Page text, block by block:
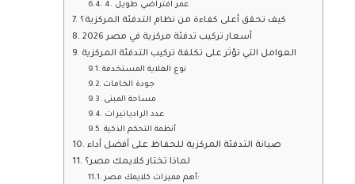
4. عمر افتراضي طويل
كيف تحقق أعلى كفاءة من نظام التدفئة المركزية؟
أسعار تركيب تدفئة مركزية في مصر 2026
العوامل التي تؤثر على تكلفة تركيب التدفئة المركزية
نوع الغلاية المستخدمة
جودة الخامات
مساحة المبنى
عدد الرادياتيرات
أنظمة التحكم الذكية
صيانة التدفئة المركزية للحفاظ على أفضل أداء
لماذا تختار كلايمك مصر؟
أهم مميزات كلايمك مصر: